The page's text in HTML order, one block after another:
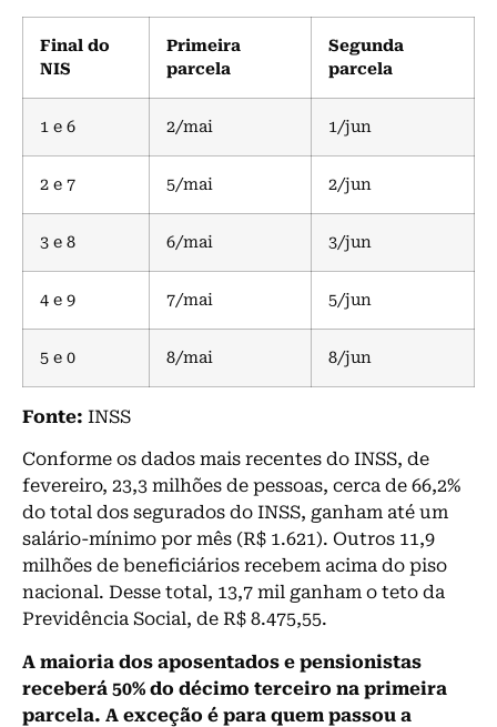
Final do
NIS
Primeira
parcela
Segunda
parcela
1 e 6 2/mai 1/jun
2 e 7 5/mai 2/jun
3 e 8 6/mai 3/jun
4 e 9 7/mai 5/jun
5 e 0 8/mai 8/jun
Fonte: INSS
Conforme os dados mais recentes do INSS, de
fevereiro, 23,3 milhões de pessoas, cerca de 66,2%
do total dos segurados do INSS, ganham até um
salário-mínimo por mês (R$ 1.621). Outros 11,9
milhões de beneficiários recebem acima do piso
nacional. Desse total, 13,7 mil ganham o teto da
Previdência Social, de R$ 8.475,55.
A maioria dos aposentados e pensionistas
receberá 50% do décimo terceiro na primeira
parcela. A exceção é para quem passou a